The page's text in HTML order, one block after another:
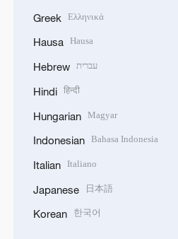
Greek Ελληνικά
Hausa Hausa
Hebrew עברית
Hindi हिन्दी
Hungarian Magyar
Indonesian Bahasa Indonesia
Italian Italiano
Japanese 日本語
Korean 한국어